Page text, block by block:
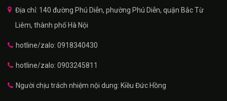
Địa chỉ: 140 đường Phú Diễn, phường Phú Diễn, quận Bắc Từ
Liêm, thành phố Hà Nội
hotline/zalo: 0918340430
hotline/zalo: 0903245811
Người chịu trách nhiệm nội dung: Kiều Đức Hồng